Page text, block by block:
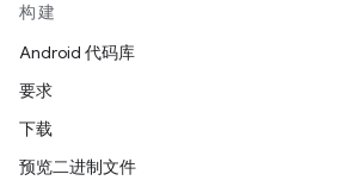
构建
Android 代码库
要求
下载
预览二进制文件